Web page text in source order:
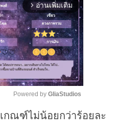
arrow_forward_ios อ่านเพิ่มเติม
M
Powered by GliaStudios
กณฑ์ไม่น้อยกว่าร้อยละ